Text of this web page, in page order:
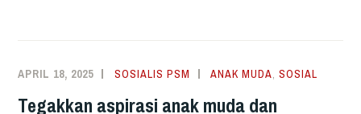
APRIL 18, 2025 SOSIALIS PSM ANAK MUDA,SOSIAL
Tegakkan aspirasi anak muda dan